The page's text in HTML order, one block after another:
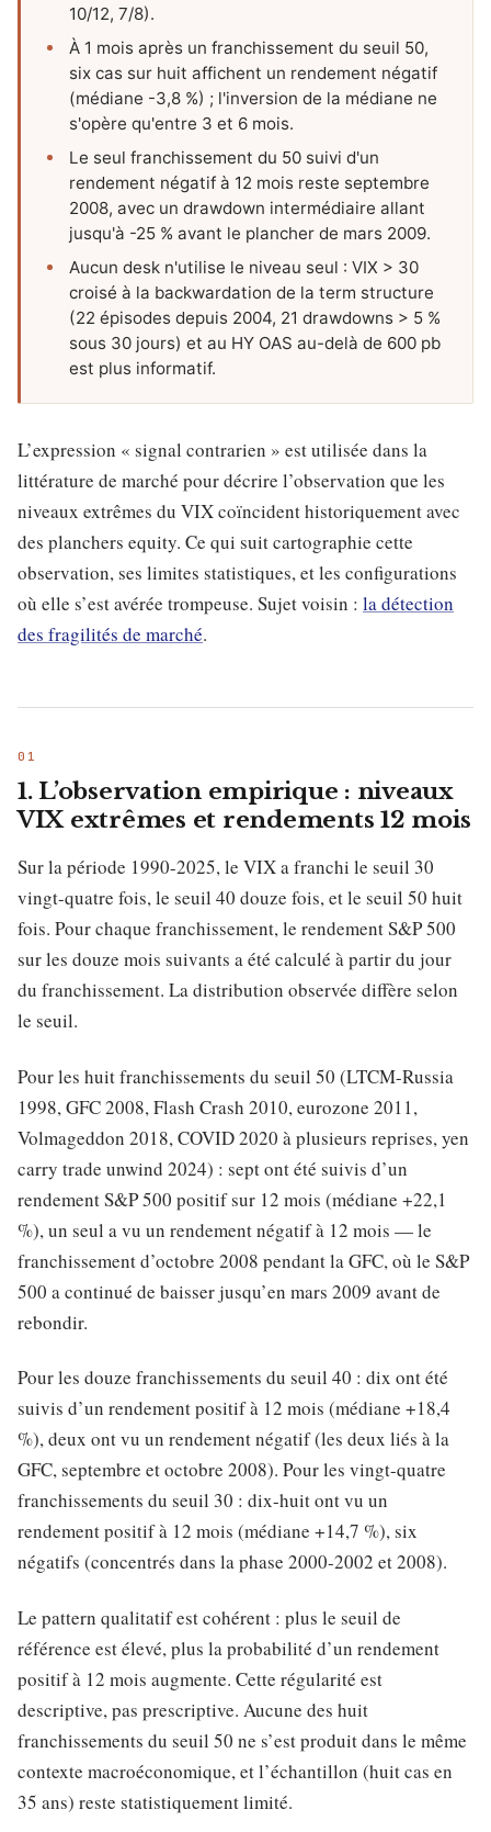
10/12, 7/8).
À 1 mois après un franchissement du seuil 50,
six cas sur huit affichent un rendement négatif
(médiane -3,8 %) ; l'inversion de la médiane ne
s'opère qu'entre 3 et 6 mois.
Le seul franchissement du 50 suivi d'un
rendement négatif à 12 mois reste septembre
2008, avec un drawdown intermédiaire allant
jusqu'à -25 % avant le plancher de mars 2009.
Aucun desk n'utilise le niveau seul : VIX > 30
croisé à la backwardation de la term structure
(22 épisodes depuis 2004, 21 drawdowns > 5 %
sous 30 jours) et au HY OAS au-delà de 600 pb
est plus informatif.
L’expression « signal contrarien » est utilisée dans la
littérature de marché pour décrire l’observation que les
niveaux extrêmes du VIX coïncident historiquement avec
des planchers equity. Ce qui suit cartographie cette
observation, ses limites statistiques, et les configurations
où elle s’est avérée trompeuse. Sujet voisin : la détection
des fragilités de marché.
1. L’observation empirique : niveaux
VIX extrêmes et rendements 12 mois
Sur la période 1990-2025, le VIX a franchi le seuil 30
vingt-quatre fois, le seuil 40 douze fois, et le seuil 50 huit
fois. Pour chaque franchissement, le rendement S&P 500
sur les douze mois suivants a été calculé à partir du jour
du franchissement. La distribution observée diffère selon
le seuil.
Pour les huit franchissements du seuil 50 (LTCM-Russia
1998, GFC 2008, Flash Crash 2010, eurozone 2011,
Volmageddon 2018, COVID 2020 à plusieurs reprises, yen
carry trade unwind 2024) : sept ont été suivis d’un
rendement S&P 500 positif sur 12 mois (médiane +22,1
%), un seul a vu un rendement négatif à 12 mois — le
franchissement d’octobre 2008 pendant la GFC, où le S&P
500 a continué de baisser jusqu’en mars 2009 avant de
rebondir.
Pour les douze franchissements du seuil 40 : dix ont été
suivis d’un rendement positif à 12 mois (médiane +18,4
%), deux ont vu un rendement négatif (les deux liés à la
GFC, septembre et octobre 2008). Pour les vingt-quatre
franchissements du seuil 30 : dix-huit ont vu un
rendement positif à 12 mois (médiane +14,7 %), six
négatifs (concentrés dans la phase 2000-2002 et 2008).
Le pattern qualitatif est cohérent : plus le seuil de
référence est élevé, plus la probabilité d’un rendement
positif à 12 mois augmente. Cette régularité est
descriptive, pas prescriptive. Aucune des huit
franchissements du seuil 50 ne s’est produit dans le même
contexte macroéconomique, et l’échantillon (huit cas en
35 ans) reste statistiquement limité.